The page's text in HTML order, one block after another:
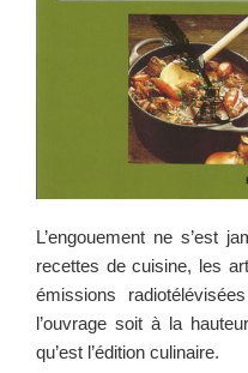
L’engouement ne s’est
recettes de cui­sine, les
émis­sions
l’ouvrage soit à la
qu’est l’édition culinaire.